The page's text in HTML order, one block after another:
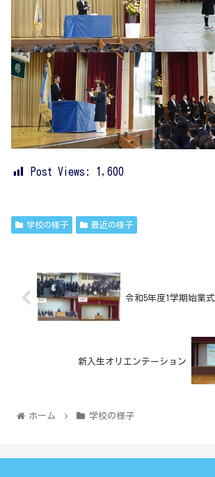
Post Views: 1,600
学校の様子 最近の様子
令和5年度1学期始業式
新入生オリエンテーション
ホーム 学校の様子